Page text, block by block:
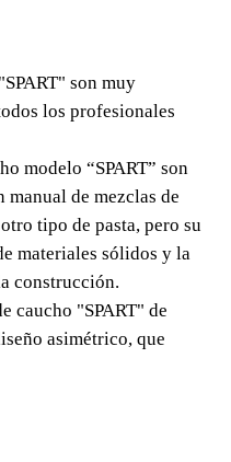
(17 L.)
son muy
los profesionales del
los cestos de
para la
de cemento, mortero y
su principal función es
la evacuación de
son muy
los profesionales
modelo “SPART” son
manual de mezclas de
tipo de pasta, pero su
materiales sólidos y la
construcción.
caucho "SPART" de
asimétrico, que